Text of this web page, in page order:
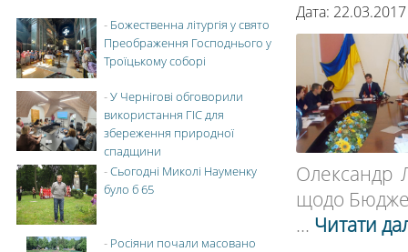
Дата:
Олександр
щодо
... Читати
- Божественна літургія у свято
Преображення Господнього у
Троїцькому соборі
-У Чернігові обговорили
використання ГІС для
збереження природної
спадщини
-Сьогодні Миколі Науменку
було б 65
- Росіяни почали масовано